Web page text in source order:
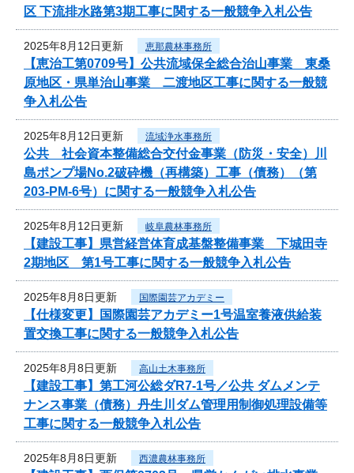
区 下流排水路第3期工事に関する一般競争入札公告
2025年8月12日更新 恵那農林事務所
【恵治工第0709号】公共流域保全総合治山事業 東桑
原地区・県単治山事業 二渡地区工事に関する一般競
争入札公告
2025年8月12日更新 流域浄水事務所
公共 社会資本整備総合交付金事業（防災・安全）川
島ポンプ場No.2破砕機（再構築）工事（債務）（第
203-PM-6号）に関する一般競争入札公告
2025年8月12日更新 岐阜農林事務所
【建設工事】県営経営体育成基盤整備事業 下城田寺
2期地区 第1号工事に関する一般競争入札公告
2025年8月8日更新 国際園芸アカデミー
【仕様変更】国際園芸アカデミー1号温室養液供給装
置交換工事に関する一般競争入札公告
2025年8月8日更新 高山土木事務所
【建設工事】第工河公総ダR7-1号／公共 ダムメンテ
ナンス事業（債務）丹生川ダム管理用制御処理設備等
工事に関する一般競争入札公告
2025年8月8日更新 西濃農林事務所